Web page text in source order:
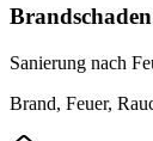
Brandschaden
Sanierung nach
Brand, Feuer,